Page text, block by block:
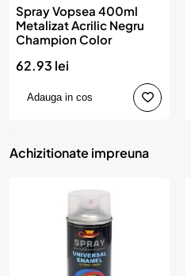
Spray Vopsea 400ml
Metalizat Acrilic Negru
Champion Color
62.93 lei
Adauga in cos
Achizitionate impreuna